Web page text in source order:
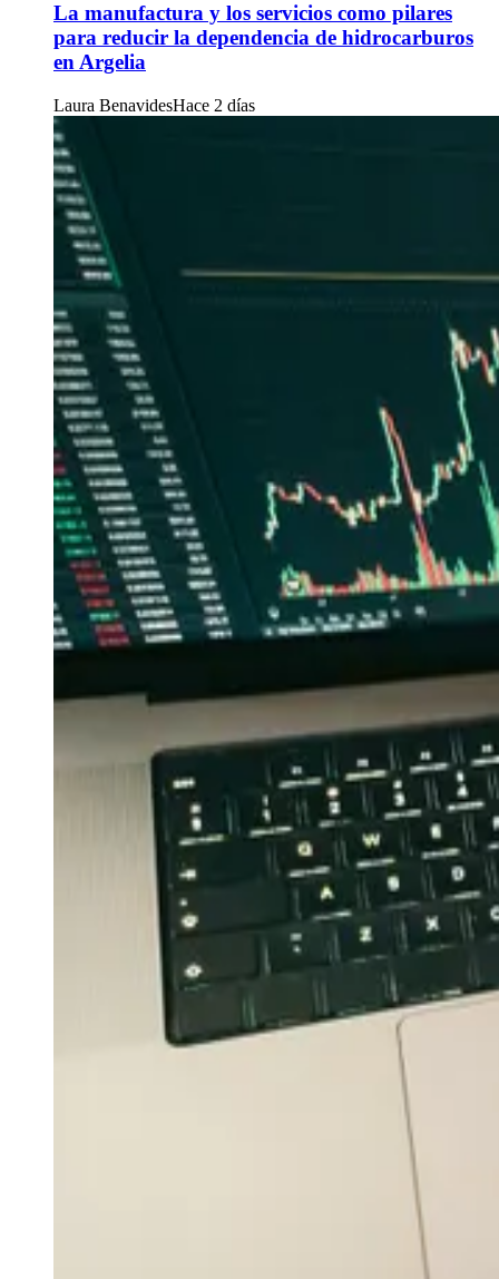
La manufactura y los servicios como pilares
para reducir la dependencia de hidrocarburos
en Argelia
Laura BenavidesHace 2 días